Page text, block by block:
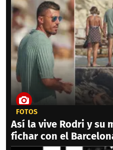
FOTOS
Así la vive Rodri y su
fichar con el